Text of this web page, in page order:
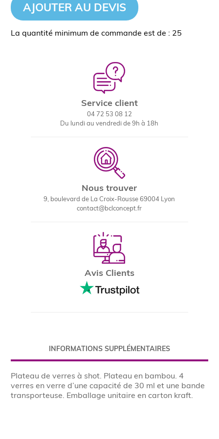
AJOUTER AU DEVIS
La quantité minimum de commande est de : 25
Service client
04 72 53 08 12
Du lundi au vendredi de 9h à 18h
Nous trouver
9, boulevard de La Croix-Rousse 69004 Lyon
contact@bclconcept.fr
Avis Clients
INFORMATIONS SUPPLÉMENTAIRES
Plateau de verres à shot. Plateau en bambou. 4
verres en verre d’une capacité de 30 ml et une bande
transporteuse. Emballage unitaire en carton kraft.